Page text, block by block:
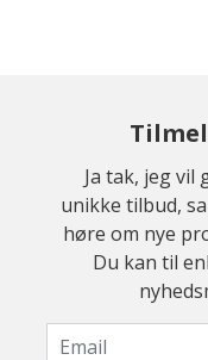
Ja tak, jeg vil
unikke tilbud,
høre om nye
Du kan til